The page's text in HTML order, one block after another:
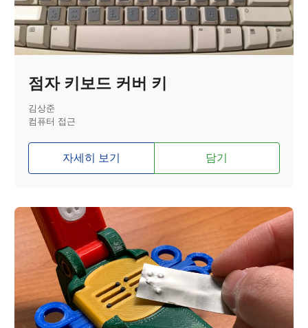
점자 키보드 커버 키
김상준
컴퓨터 접근
자세히 보기 담기